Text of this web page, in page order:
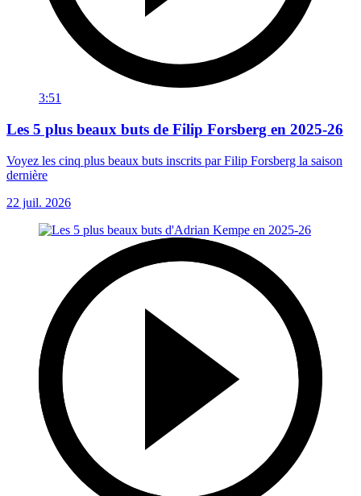
3:51
Les 5 plus beaux buts de Filip Forsberg en 2025-26
Voyez les cinq plus beaux buts inscrits par Filip Forsberg la saison
dernière
22 juil. 2026